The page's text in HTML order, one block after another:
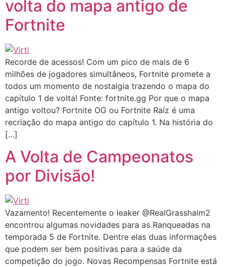
volta do mapa antigo de
Fortnite
Recorde de acessos! Com um pico de mais de 6
milhões de jogadores simultâneos, Fortnite promete a
todos um momento de nostalgia trazendo o mapa do
capítulo 1 de volta! Fonte: fortnite.gg Por que o mapa
antigo voltou? Fortnite OG ou Fortnite Raíz é uma
recriação do mapa antigo do capítulo 1. Na história do
[…]
A Volta de Campeonatos
por Divisão!
Vazamento! Recentemente o leaker @RealGrasshalm2
encontrou algumas novidades para as Ranqueadas na
temporada 5 de Fortnite. Dentre elas duas informações
que podem ser bem positivas para a saúde da
competição do jogo. Novas Recompensas Fortnite está